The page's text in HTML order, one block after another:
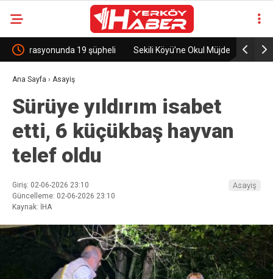
Sekili Köyü’ne Okul Müjdesi! 29 Yıllık
Ana Sayfa › Asayiş
Sürüye yıldırım isabet
etti, 6 küçükbaş hayvan
telef oldu
Giriş: 02-06-2026 23:10
Güncelleme: 02-06-2026 23:10
Kaynak: İHA
Asayiş